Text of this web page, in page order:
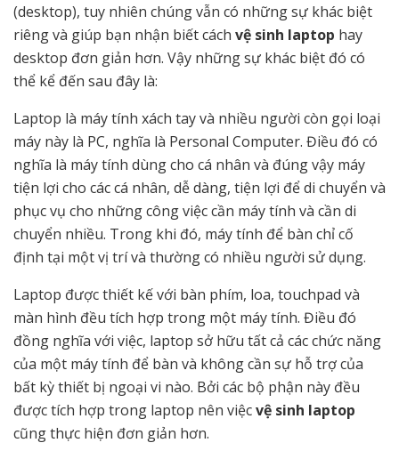
(desktop), tuy nhiên chúng vẫn có những sự khác biệt
riêng và giúp bạn nhận biết cách vệ sinh laptop hay
desktop đơn giản hơn. Vậy những sự khác biệt đó có
thể kể đến sau đây là:
Laptop là máy tính xách tay và nhiều người còn gọi loại
máy này là PC, nghĩa là Personal Computer. Điều đó có
nghĩa là máy tính dùng cho cá nhân và đúng vậy máy
tiện lợi cho các cá nhân, dễ dàng, tiện lợi để di chuyển và
phục vụ cho những công việc cần máy tính và cần di
chuyển nhiều. Trong khi đó, máy tính để bàn chỉ cố
định tại một vị trí và thường có nhiều người sử dụng.
Laptop được thiết kế với bàn phím, loa, touchpad và
màn hình đều tích hợp trong một máy tính. Điều đó
đồng nghĩa với việc, laptop sở hữu tất cả các chức năng
của một máy tính để bàn và không cần sự hỗ trợ của
bất kỳ thiết bị ngoại vi nào. Bởi các bộ phận này đều
được tích hợp trong laptop nên việcvệ sinh laptop
cũng thực hiện đơn giản hơn.